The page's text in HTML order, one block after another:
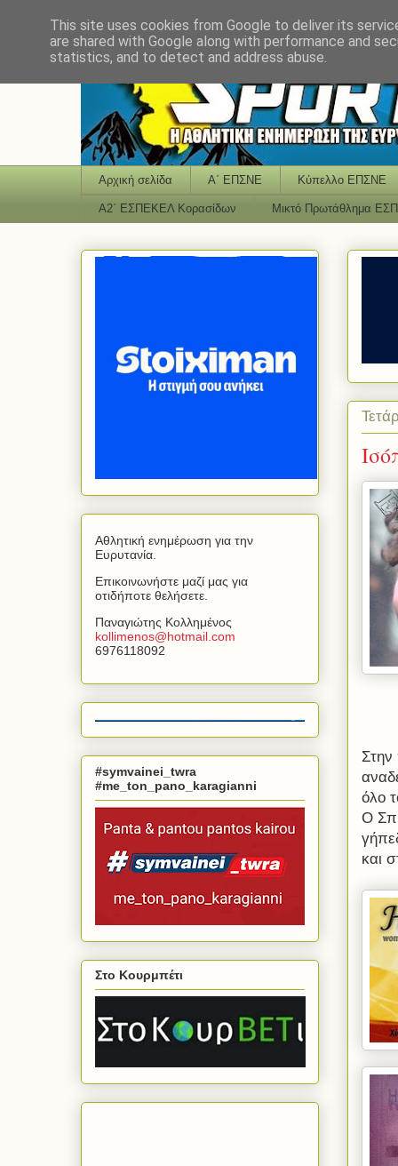
Αρχική σελίδα Α΄ ΕΠΣΝΕ Κύπελλο ΕΠΣΝΕ
Α2΄ ΕΣΠΕΚΕΛ Κορασίδων Μικτό Πρωτάθλημα
όλο
Ο
και
Αθλητική ενημέρωση για την
Ευρυτανία.
Επικοινωνήστε μαζί μας για
οτιδήποτε θελήσετε.
Παναγιώτης Κολλημένος
kollimenos@hotmail com
6976118092
#symvainei_twra
#me_ton_pano_karagianni
Στο Κουρμπέτι
This site uses cookies from Google to deliver its
are shared with Google along with performance and
statistics, and to detect and address abuse.